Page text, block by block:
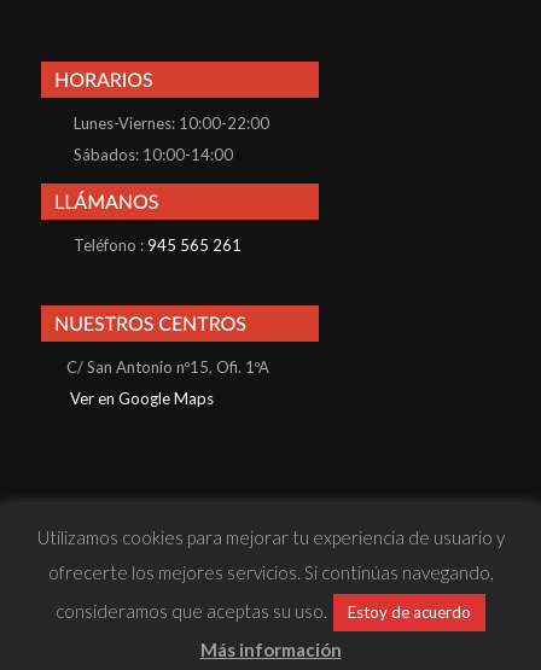
Lunes-Viernes: 10:00-22:00
Sábados: 10:00-14:00
Teléfono :945 565 261
C/ San Antonio nº15, Ofi. 1ºA
Ver en Google Maps
· Política de Privacidad
· Política de Cookies· Aviso Legal
web desarrollado porReactiva Online
Utilizamos cookies para mejorar tu experiencia de usuario y
ofrecerte los mejores servicios. Si continúas navegando,
consideramos que aceptas su uso.
Estoy de acuerdo
Más información